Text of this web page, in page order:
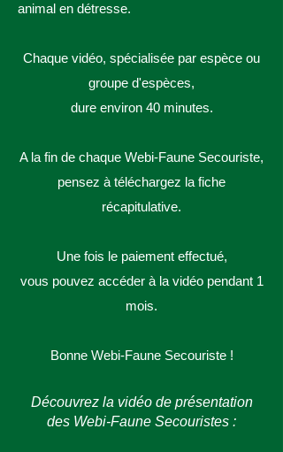
animal en détresse.
Chaque vidéo, spécialisée par espèce ou
groupe d'espèces,
dure environ 40 minutes.
A la fin de chaque Webi-Faune Secouriste,
pensez à téléchargez la fiche
récapitulative.
Une fois le paiement effectué,
vous pouvez accéder à la vidéo pendant 1
mois.
Bonne Webi-Faune Secouriste !
Découvrez la vidéo de présentation
des Webi-Faune Secouristes :